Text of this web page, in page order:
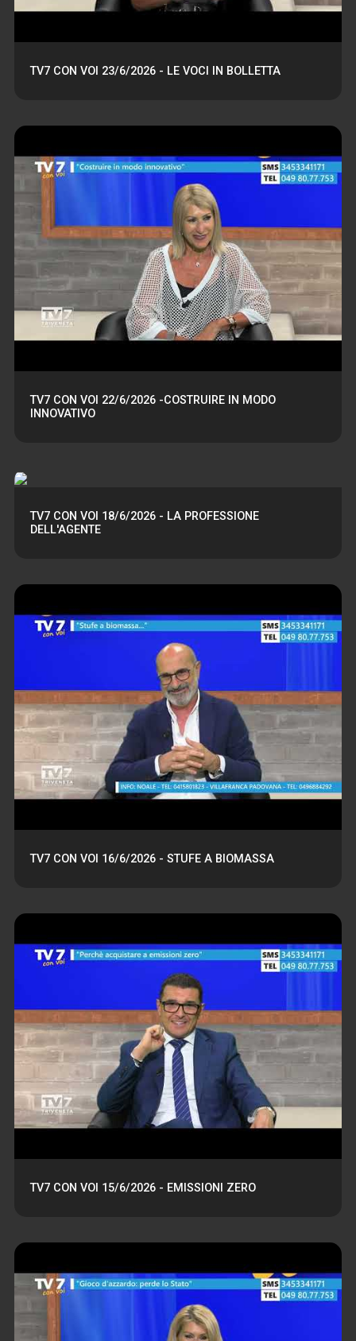
TV7 CON VOI 23/6/2026 - LE VOCI IN BOLLETTA
TV7 CON VOI 22/6/2026 -COSTRUIRE IN MODO
INNOVATIVO
TV7 CON VOI 18/6/2026 - LA PROFESSIONE
DELL'AGENTE
TV7 CON VOI 16/6/2026 - STUFE A BIOMASSA
TV7 CON VOI 15/6/2026 - EMISSIONI ZERO